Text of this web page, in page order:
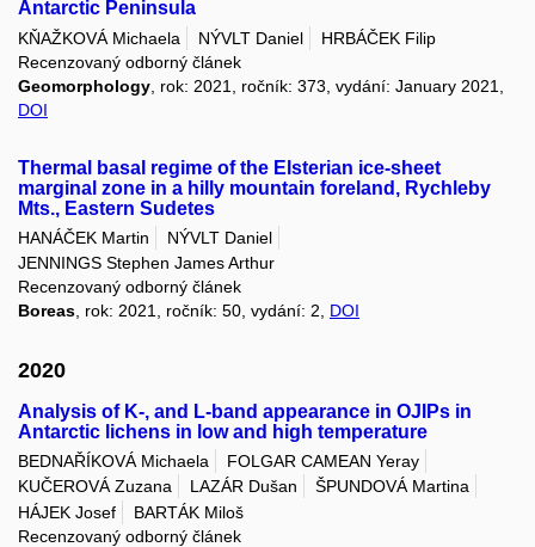
Antarctic Peninsula
KŇAŽKOVÁ Michaela NÝVLT Daniel
HRBÁČEK Filip
Recenzovaný odborný článek
Geomorphology , rok: 2021, ročník: 373, vydání: January 2021,
DOI
Thermal basal regime of the Elsterian ice-sheet
marginal zone in a hilly mountain foreland, Rychleby
Mts., Eastern Sudetes
HANÁČEK Martin
NÝVLT Daniel
JENNINGS Stephen James Arthur
Recenzovaný odborný článek
Boreas, rok: 2021, ročník: 50, vydání: 2, DOI
2020
Analysis of K-, and L-band appearance in OJIPs in
Antarctic lichens in low and high temperature
BEDNAŘÍKOVÁ Michaela
FOLGAR CAMEAN Yeray
KUČEROVÁ Zuzana
LAZÁR Dušan
ŠPUNDOVÁ Martina
HÁJEK Josef
BARTÁK Miloš
Recenzovaný odborný článek